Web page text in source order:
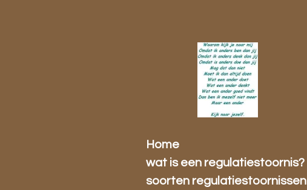
Home
wat is een regulatiestoornis?
soorten regulatiestoornissen